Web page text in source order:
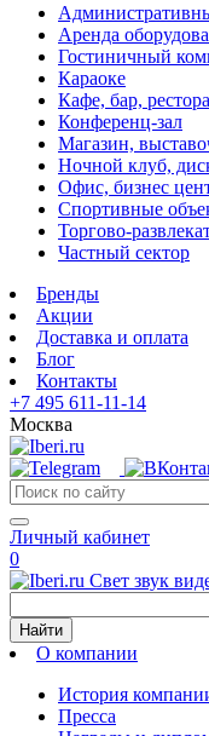
Аренда
Гостиничный
Караоке
Кафе, бар,
Конференц-зал
Магазин,
Ночной клуб,
Офис, бизнес
Спортивные
Торгово-
Частный сектор
Бренды
Акции
Доставка и оплата
Блог
Контакты
+7 495 611-11-14
Москва
Личный кабинет
0
Свет звук
Найти
О компании
История
Пресса